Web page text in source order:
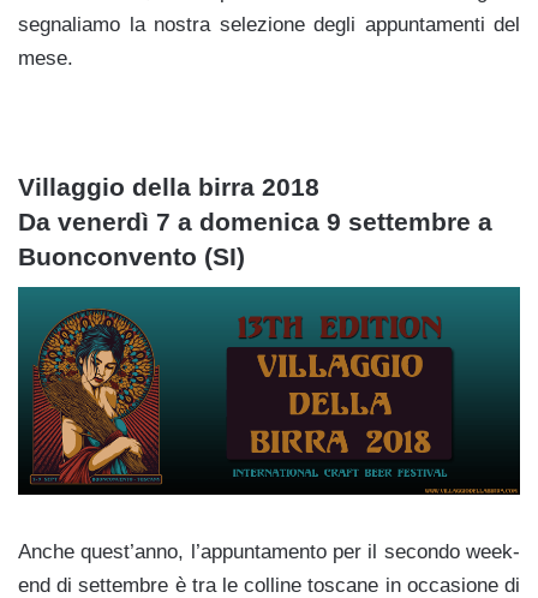
segnaliamo la nostra selezione degli appuntamenti del
mese.
Villaggio della birra 2018
Da venerdì 7 a domenica 9 settembre a
Buonconvento (SI)
Anche quest’anno, l’appuntamento per il secondo week-
end di settembre è tra le colline toscane in occasione di